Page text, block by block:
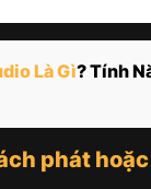
Là Gì? Tính
phát